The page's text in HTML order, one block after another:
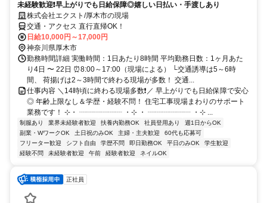
未経験歓迎❗早上がりでも日給保障◎嬉しい日払い・手渡しあり
株式会社エクスト/厚木市の現場
交通・アクセス 直行直帰OK！
日給10,000円～17,000円
神奈川県厚木市
勤務時間詳細 実働時間：1日あたり8時間 平均勤務日数：1ヶ月あた
り4日 〜 22日 ⏰8:00～17:00（現場による） └交通誘導は5～6時
間、 荷揚げは2～3時間で終わる現場が多数！ 交通...
仕事内容 ＼14時頃に終わる現場多数❗／ 早上がりでも日給保障で安心
◎ 年齢上限なし＆学歴・経験不問！ 住宅工事現場まわりのサポート
業務です！ ⊹・ ┈┈┈┈┈┈ ・⊹ ・ ┈┈┈┈┈┈ ・⊹ ...
制服あり 業界未経験者歓迎 扶養内勤務OK 社員登用あり
週1日からOK
副業・WワークOK
土日祝のみOK 主婦・主夫歓迎
60代も応募可
フリーター歓迎
シフト自由 学歴不問 即日勤務OK 平日のみOK
学生歓迎
経験不問
未経験者歓迎 午前 経験者歓迎 ネイルOK
正社員